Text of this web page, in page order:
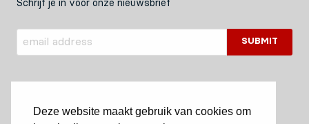
Deze website maakt gebruik van cookies om
Schrijf je in voor onze nieuwsbrief